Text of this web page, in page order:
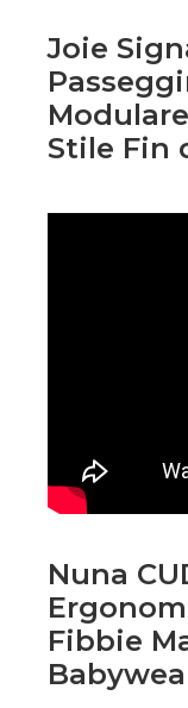
Joie
Stile Fin
Nuna
Fibbie